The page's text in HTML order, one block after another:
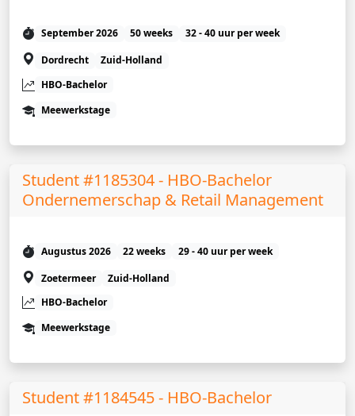
September 2026 50 weeks
32 - 40 uur per week
Dordrecht
Zuid-Holland
HBO-Bachelor
Meewerkstage
Student #1185304 - HBO-Bachelor
Ondernemerschap & Retail Management
Augustus 2026 22 weeks
29 - 40 uur per week
Zoetermeer
Zuid-Holland
HBO-Bachelor
Meewerkstage
Student #1184545 - HBO-Bachelor